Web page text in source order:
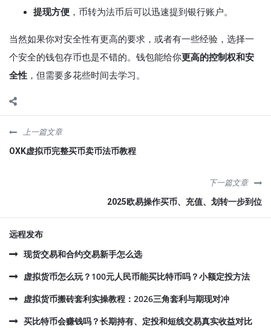
提现方便 ，币转为法币后可以迅速提到银行账户。
当然如果你对安全性有更高的要求，或者有一些经验，选择一
个安全的钱包存币也是不错的。钱包能给你更高的控制权和安
全性 ，但需要多花些时间去学习。
上一篇文章
OXK虚拟币完整买币卖币法币教程
下一篇文章
2025欧易操作买币、充值、划转一步到位
远程发布
现货交易和合约交易新手怎么选
虚拟货币怎么玩？100元人民币能买比特币吗？小额定投方法
虚拟货币搬砖套利实操教程：2026三角套利与期现对冲
买比特币会赚钱吗？长期持有、定投和短线交易真实收益对比